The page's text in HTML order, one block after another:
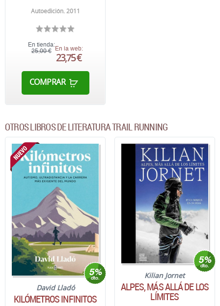
Autoedición. 2011
En tienda:
25,00 € En la web:
23,75 €
COMPRAR
OTROS LIBROS DE LITERATURA TRAIL RUNNING
David Lladó
KILÓMETROS INFINITOS
Kilian Jornet
ALPES, MÁS ALLÁ DE LOS
LÍMITES